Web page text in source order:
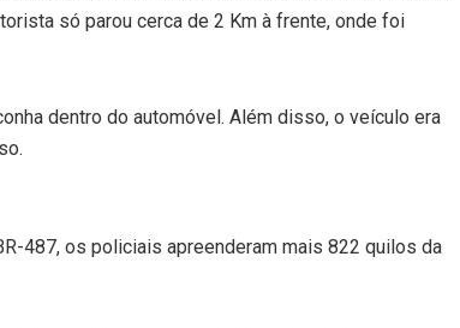
só parou cerca de 2 Km à frente, onde foi
dentro do automóvel. Além disso, o veículo era
487, os policiais apreenderam mais 822 quilos da